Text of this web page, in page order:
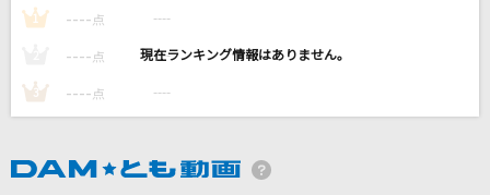
劇薬中毒
怪獣
1 ---- 点 ----
---- 点 ----
3 ---- 点 ----